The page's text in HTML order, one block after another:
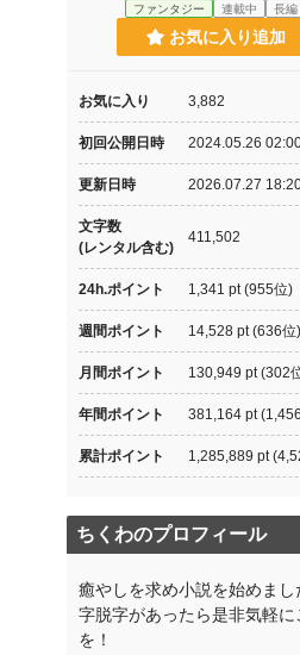
ファンタジー 連載中 長編
お気に入り追加
お気に入り 3,882
初回公開日時 2024.05.26
更新日時 2026.07.27
文字数
(レンタル含む)
411,502
24h.ポイント 1,341 pt (955位)
週間ポイント 14,528 pt (636位)
月間ポイント 130,949 pt (302
年間ポイント 381,164 pt
累計ポイント 1,285,889 pt
ちくわのプロフィール
癒やしを求め小説を始めまし
字脱字があったら是非気軽に
を！